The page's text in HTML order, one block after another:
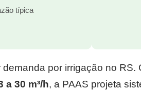
típica
por irrigação no RS.
a 30 m³/h, a PAAS projeta